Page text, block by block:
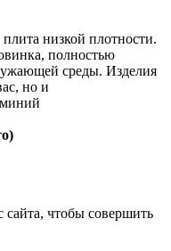
низкой плотности.
полностью
среды. Изделия
но и
сайта, чтобы совершить